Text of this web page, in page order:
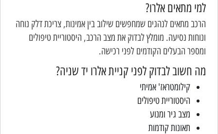
למי מתאים אלרו?
הרכב מתאים לנהגים שמחפשים שילוב בין אמינות, צריכת דלק נוחה
ונוחות נסיעה. מומלץ לבדוק את מצב הרכב, היסטוריית טיפולים
ומספר הבעלים הקודמים לפני רכישה.
מה חשוב לבדוק לפני קניית אלרו יד שניה?
קילומטראז' אמיתי
היסטוריית טיפולים
מצב גיר ומנוע
תאונות קודמות